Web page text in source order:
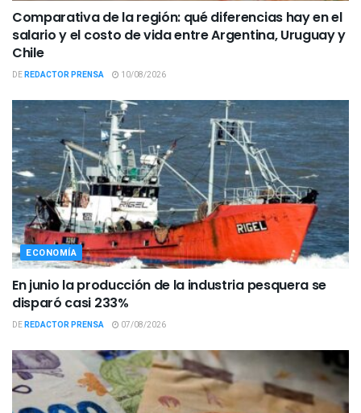
Comparativa de la región: qué diferencias hay en el
salario y el costo de vida entre Argentina, Uruguay y
Chile
DEREDACTOR PRENSA 10/08/2026
ECONOMÍA
En junio la producción de la industria pesquera se
disparó casi 233%
DEREDACTOR PRENSA 07/08/2026